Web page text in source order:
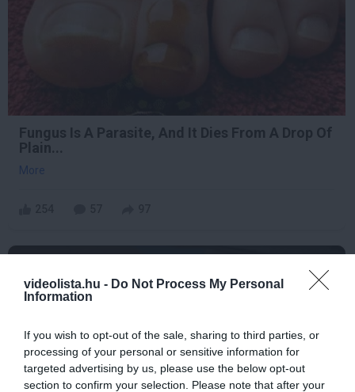
videolista.hu - Do Not Process My Personal
Information
If you wish to opt-out of the sale, sharing to third parties, or
processing of your personal or sensitive information for
targeted advertising by us, please use the below opt-out
section to confirm your selection. Please note that after your
Fungus Is A Parasite, And It Dies From A Drop Of
Plain...
More